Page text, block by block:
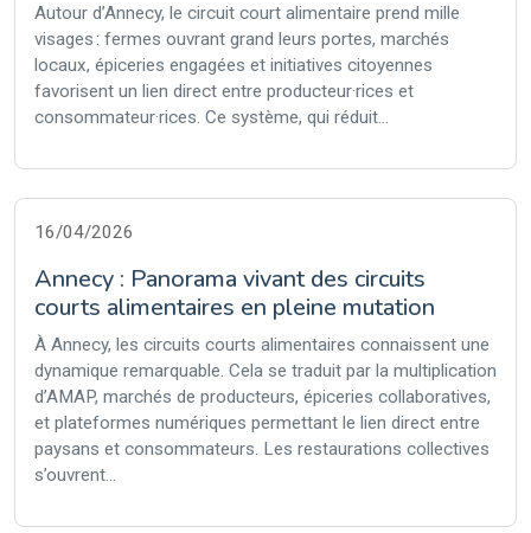
Autour d’Annecy, le circuit court alimentaire prend mille
visages : fermes ouvrant grand leurs portes, marchés
locaux, épiceries engagées et initiatives citoyennes
favorisent un lien direct entre producteur·rices et
consommateur·rices. Ce système, qui réduit...
16/04/2026
Annecy : Panorama vivant des circuits
courts alimentaires en pleine mutation
À Annecy, les circuits courts alimentaires connaissent une
dynamique remarquable. Cela se traduit par la multiplication
d’AMAP, marchés de producteurs, épiceries collaboratives,
et plateformes numériques permettant le lien direct entre
paysans et consommateurs. Les restaurations collectives
s’ouvrent...